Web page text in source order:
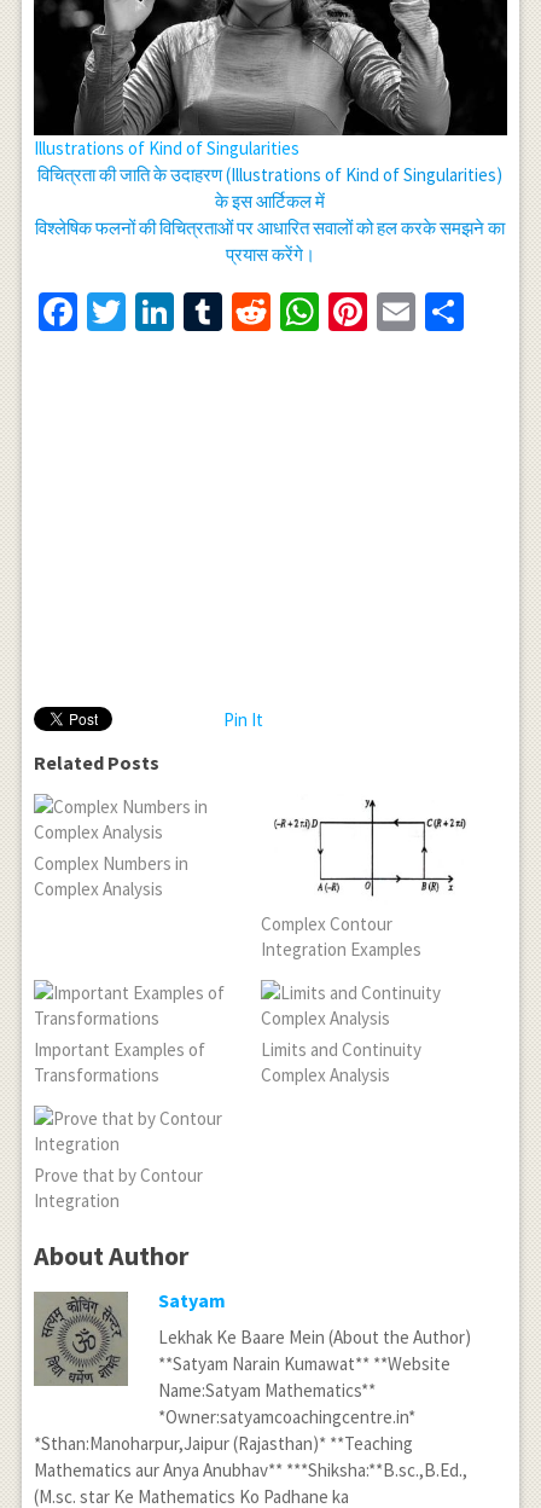
Illustrations of Kind of Singularities
विचित्रता की जाति के उदाहरण (Illustrations of Kind of Singularities)
के इस आर्टिकल में
विश्लेषिक फलनों की विचित्रताओं पर आधारित सवालों को हल करके समझने का
प्रयास करेंगे।
Facebook
Twitter
LinkedIn
Tumblr
RedditWhatsApp
Pinterest
Email
Pin It
Related Posts
Complex Numbers in
Complex Analysis
Complex Contour
Integration Examples
Important Examples of
Transformations
Limits and Continuity
Complex Analysis
Prove that by Contour
Integration
About Author
Satyam
Lekhak Ke Baare Mein (About the Author)
**Satyam Narain Kumawat** **Website
Name:Satyam Mathematics**
*Owner:satyamcoachingcentre.in*
*Sthan:Manoharpur,Jaipur (Rajasthan)* **Teaching
Mathematics aur Anya Anubhav** ***Shiksha:**B.sc.,B.Ed.,
(M.sc. star Ke Mathematics Ko Padhane ka